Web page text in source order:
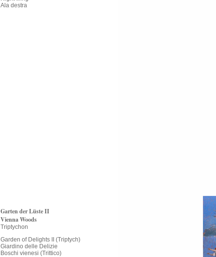
Ala destra
Garten der Lüste II
Vienna Woods
Triptychon
Garden of Delights II (Triptych)
Giardino delle Delizie
Boschi vienesi (Trittico)